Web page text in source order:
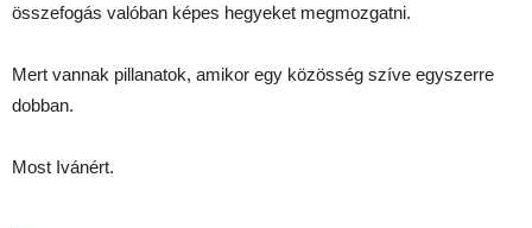
összefogás valóban képes hegyeket megmozgatni.
Mert vannak pillanatok, amikor egy közösség szíve egyszerre
dobban.
Most Ivánért.